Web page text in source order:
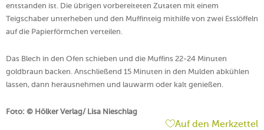
entstanden ist. Die übrigen vorbereiteten Zutaten mit einem
Teigschaber unterheben und den Muffinteig mithilfe von zwei Esslöffeln
auf die Papierförmchen verteilen.
Das Blech in den Ofen schieben und die Muffins 22-24 Minuten
goldbraun backen. Anschließend 15 Minuten in den Mulden abkühlen
lassen, dann herausnehmen und lauwarm oder kalt genießen.
Foto: © Hölker Verlag/ Lisa Nieschlag
Auf den Merkzettel